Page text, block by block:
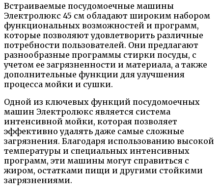
Встраиваемые посудомоечные машины
Электролюкс 45 см обладают широким набором
функциональных возможностей и программ,
которые позволяют удовлетворить различные
потребности пользователей. Они предлагают
разнообразные программы стирки посуды, с
учетом ее загрязненности и материала, а также
дополнительные функции для улучшения
процесса мойки и сушки.
Одной из ключевых функций посудомоечных
машин Электролюкс является система
интенсивной мойки, которая позволяет
эффективно удалять даже самые сложные
загрязнения. Благодаря использованию высокой
температуры и специальных интенсивных
программ, эти машины могут справиться с
жиром, остатками пищи и другими стойкими
загрязнениями.